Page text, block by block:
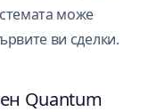
може
ви сделки.
Quantum